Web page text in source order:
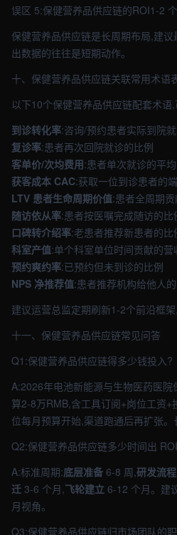
误区 5:保健营养品供应链的ROI1-2
保健营养品供应链是长周期布局,建
出数据的往往是短期动作。
十、保健营养品供应链关联常用术语
以下10个保健营养品供应链配套术语
到诊转化率:咨询/预约患者实际到院
复诊率:患者再次回院就诊的比例
客单价/次均费用:患者单次就诊的平
获客成本 CAC:获取一位到诊患者的
LTV 患者生命周期价值:患者全周期
随访依从率:患者按医嘱完成随访的比
口碑转介绍率:老患者推荐新患者的比
科室产值:单个科室单位时间贡献的营
预约爽约率:已预约但未到诊的比例
NPS 净推荐值:患者推荐机构给他人
建议运营总监定期刷新1-2个前沿框架
十一、保健营养品供应链常见问答
Q1:保健营养品供应链得多少钱投入?
A:2026年电池新能源与生物医药医
算2-8万RMB,含工具订阅+岗位工资
位每月预算开始,渠道跑通后再扩张
Q2:保健营养品供应链多少时间出
A:标准周期:底层准备 6-8 周,研发流
迁 3-6 个月,飞轮建立 6-12 个月。建
月视角。
Q3:保健营养品供应链归市场团队的